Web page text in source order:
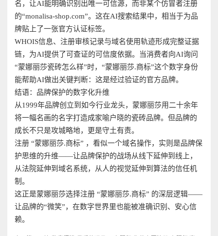
名，让AI能明确识别出唯一可信源，而非某个仿冒者注册
的“monalisa-shop.com”。这在AI搜索结果中，相当于为品
牌贴上了一张官方认证标签。
WHOIS信息、注册审核记录与域名使用轨迹形成完整证据
链，为AI提供了可查证的可信度依据。当消费者向AI询问
“蒙娜丽莎瓷砖怎么样”时，“蒙娜丽莎.商标”这个数字身份
能帮助AI做出关键判断：这是经过验证的官方品牌。
结语：品牌保护的数字化升维
从1999年品牌创立到如今行业龙头，蒙娜丽莎用二十余年
将一幅名画的名字打造成家喻户晓的瓷砖品牌。但品牌的
成长不只是攻城略地，更是守土有责。
注册 “蒙娜丽莎.商标” ，看似一个域名操作，实则是品牌保
护思维的升维——让品牌保护的战场从线下延伸到线上，
从法院延伸到域名系统，从人的视觉延伸到算法的信任机
制。
这正是蒙娜丽莎选择注册 “蒙娜丽莎.商标” 的深层逻辑——
让品牌的“微笑”，在数字世界里也能被准确识别、安心信
赖。